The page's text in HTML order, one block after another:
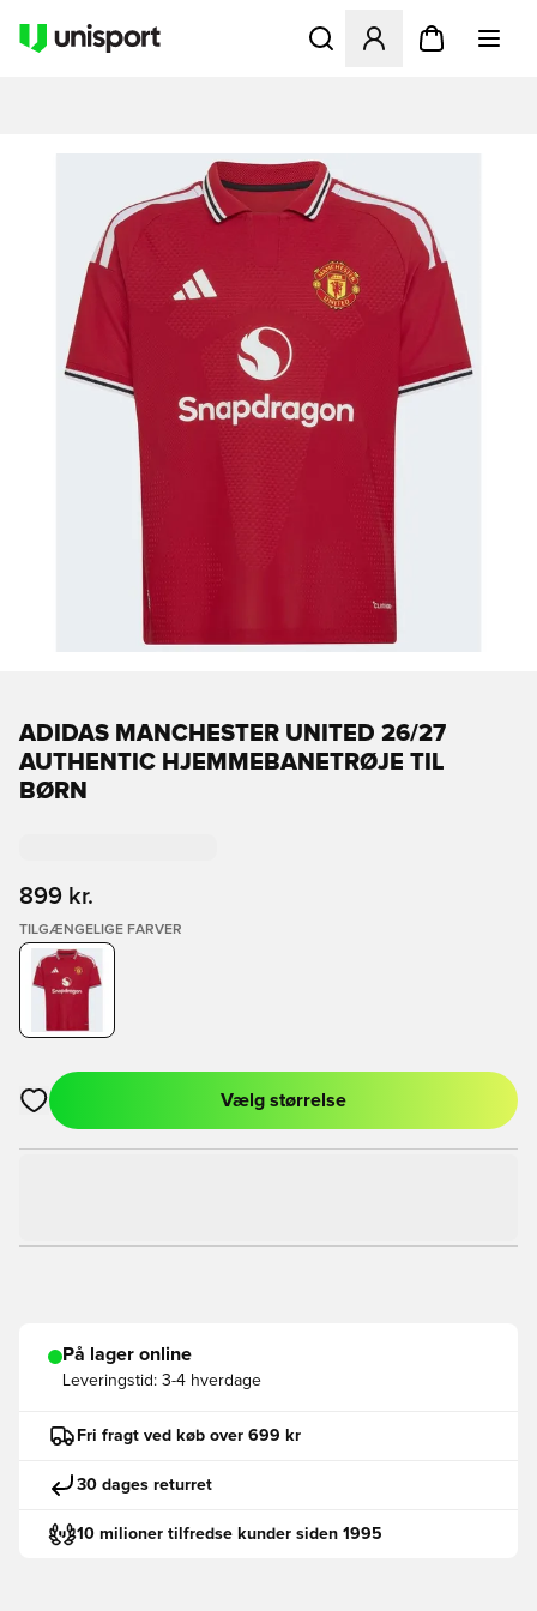
Åbner en Modal til at
ADIDAS MANCHESTER UNITED 26/27
AUTHENTIC HJEMMEBANETRØJE TIL
BØRN
899 kr.
TILGÆNGELIGE FARVER
Åbner en Modal til at logge ind eller tilmelde dig som medlem
Vælg størrelse
På lager online
Leveringstid: 3-4 hverdage
Fri fragt ved køb over 699 kr
30 dages returret
10 milioner tilfredse kunder siden 1995